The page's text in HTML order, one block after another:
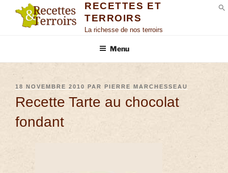
RECETTES ET
TERROIRS
La richesse de nos terroirs
Menu
18 NOVEMBRE 2010 PAR PIERRE MARCHESSEAU
Recette Tarte au chocolat
fondant